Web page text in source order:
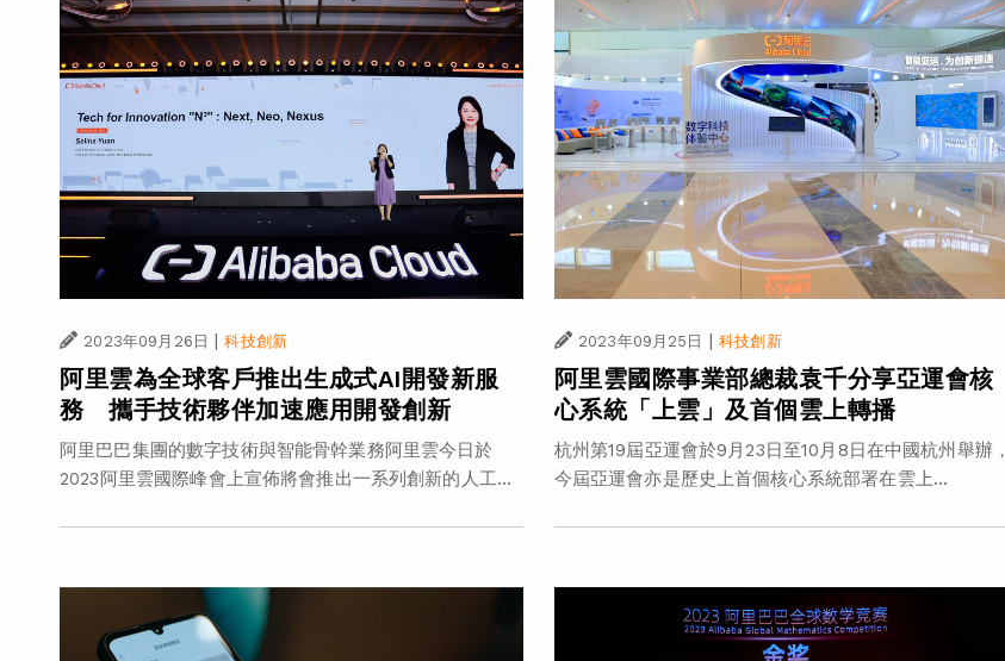
2023年09月26日 | 科技創新
阿里雲為全球客戶推出生成式AI開發新服
務 攜手技術夥伴加速應用開發創新
阿里巴巴集團的數字技術與智能骨幹業務阿里雲今日於
2023阿里雲國際峰會上宣佈將會推出一系列創新的人工...
2023年09月25日 | 科技創新
阿里雲國際事業部總裁袁千分享亞運會核
心系統「上雲」及首個雲上轉播
杭州第19屆亞運會於9月23日至10月8日在中國杭州舉辦，
今屆亞運會亦是歷史上首個核心系統部署在雲上...